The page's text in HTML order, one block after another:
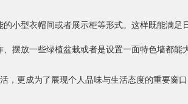
小型衣帽间或者展示柜等形式。这样既能满足
摆放一些绿植盆栽或者是设置一面特色墙都能
，更成为了展现个人品味与生活态度的重要窗